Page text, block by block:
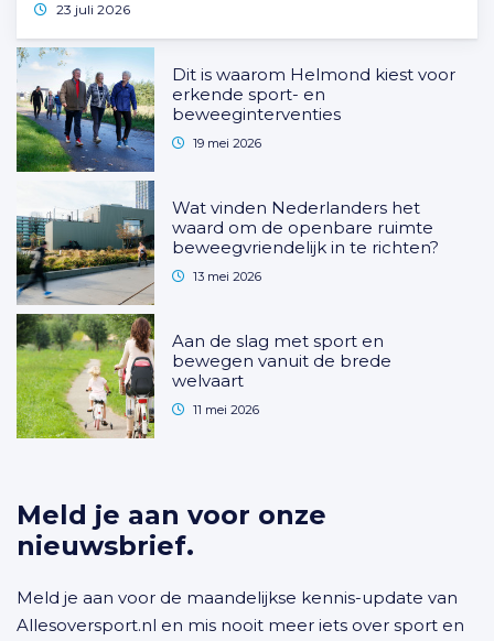
23 juli 2026
Dit is waarom Helmond kiest voor
erkende sport- en
beweeginterventies
19 mei 2026
Wat vinden Nederlanders het
waard om de openbare ruimte
beweegvriendelijk in te richten?
13 mei 2026
Aan de slag met sport en
bewegen vanuit de brede
welvaart
11 mei 2026
Meld je aan voor onze
nieuwsbrief.
Meld je aan voor de maandelijkse kennis-update van
Allesoversport.nl en mis nooit meer iets over sport en